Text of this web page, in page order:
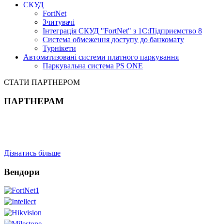
СКУД
FortNet
Зчитувачі
Інтеграція СКУД "FortNet" з 1С:Підприємство 8
Система обмеження доступу до банкомату
Турнікети
Автоматизовані системи платного паркування
Паркувальна система PS ONE
СТАТИ ПАРТНЕРОМ
ПАРТНЕРАМ
Дізнатись більше
Вендори